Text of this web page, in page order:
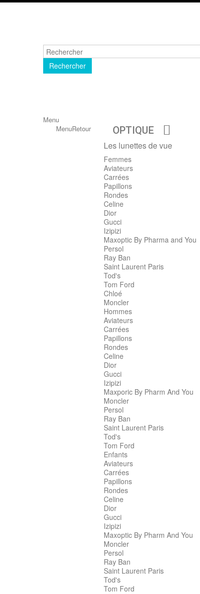
Rechercher
Menu
MenuRetour OPTIQUE
Les lunettes de vue
Femmes
Aviateurs
Carrées
Papillons
Rondes
Celine
Dior
Gucci
Izipizi
Maxoptic By Pharma and You
Persol
Ray Ban
Saint Laurent Paris
Tod's
Tom Ford
Chloé
Moncler
Hommes
Aviateurs
Carrées
Papillons
Rondes
Celine
Dior
Gucci
Izipizi
Maxporic By Pharm And You
Moncler
Persol
Ray Ban
Saint Laurent Paris
Tod's
Tom Ford
Enfants
Aviateurs
Carrées
Papillons
Rondes
Celine
Dior
Gucci
Izipizi
Maxoptic By Pharm And You
Moncler
Persol
Ray Ban
Saint Laurent Paris
Tod's
Tom Ford